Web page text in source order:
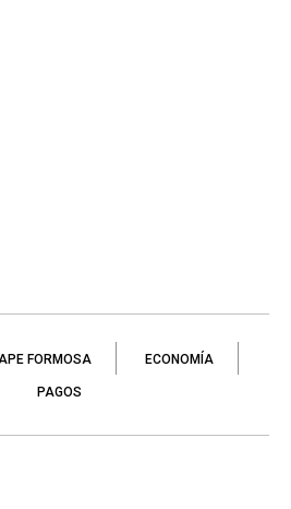
FORMOSA ECONOMÍA
PAGOS